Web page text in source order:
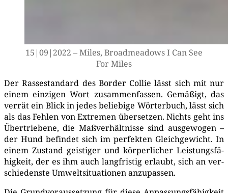
15|09|2022 – Miles, Broad­me­a­dows I Can See
For Miles
Der Ras­se­stan­dard des Bor­der Col­lie lässt sich mit nur
einem ein­zi­gen Wort zusam­men­fas­sen. Gemä­ßigt, das
ver­rät ein Blick in jedes belie­bi­ge Wör­ter­buch, lässt sich
als das Feh­len von Extre­men über­set­zen. Nichts geht ins
Über­trie­be­ne, die Maß­ver­hält­nis­se sind aus­ge­wo­gen –
der Hund befin­det sich im per­fek­ten Gleich­ge­wicht. In
einem Zustand geis­ti­ger und kör­per­li­cher Leis­tungs­fä­
hig­keit, der es ihm auch lang­fris­tig erlaubt, sich an ver­
schie­dens­te Umwelt­si­tua­tio­nen anzu­pas­sen.